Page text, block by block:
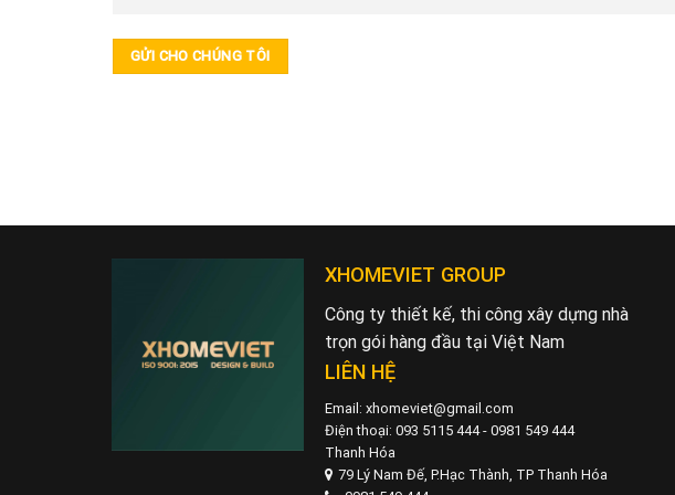
XHOMEVIET GROUP
Công ty thiết kế, thi công xây dựng nhà
trọn gói hàng đầu tại Việt Nam
LIÊN HỆ
Email: xhomeviet@gmail.com
Điện thoại: 093 5115 444 - 0981 549 444
Thanh Hóa
79 Lý Nam Đế, P.Hạc Thành, TP Thanh Hóa